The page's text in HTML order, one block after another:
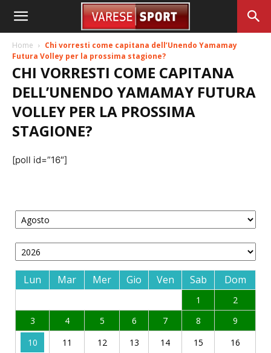
Home
Chi vorresti come capitana dell’Unendo Yamamay
Futura Volley per la prossima stagione?
CHI VORRESTI COME CAPITANA
DELL’UNENDO YAMAMAY FUTURA
VOLLEY PER LA PROSSIMA
STAGIONE?
[poll id=”16″]
Lun Mar Mer Gio Ven Sab Dom
1
2
3
4 5 6 7 8
9
10
11 12 13 14 15
16